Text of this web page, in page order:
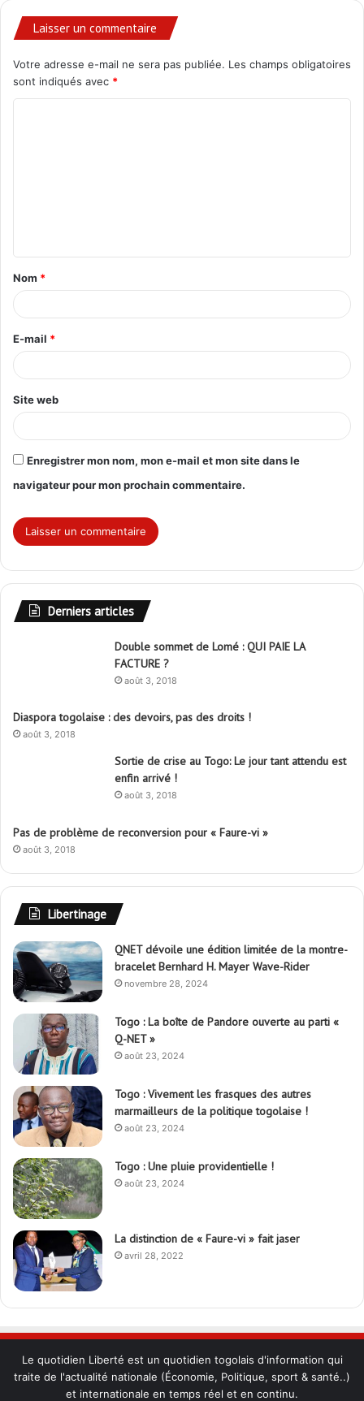
Laisser un commentaire
Votre adresse e-mail ne sera pas publiée. Les champs obligatoires
sont indiqués avec *
t
a
e
*
Nom *
E-mail *
Site web
Enregistrer mon nom, mon e-mail et mon site dans le
navigateur pour mon prochain commentaire.
Derniers articles
Double sommet de Lomé : QUI PAIE LA
FACTURE ?
août 3, 2018
Diaspora togolaise : des devoirs, pas des droits !
août 3, 2018
Sortie de crise au Togo: Le jour tant attendu est
enfin arrivé !
août 3, 2018
Pas de problème de reconversion pour « Faure-vi »
août 3, 2018
Libertinage
QNET dévoile une édition limitée de la montre-
bracelet Bernhard H. Mayer Wave-Rider
novembre 28, 2024
Togo : La boîte de Pandore ouverte au parti «
Q-NET »
août 23, 2024
Togo : Vivement les frasques des autres
marmailleurs de la politique togolaise !
août 23, 2024
Togo : Une pluie providentielle !
août 23, 2024
La distinction de « Faure-vi » fait jaser
avril 28, 2022
Le quotidien Liberté est un quotidien togolais d'information qui
traite de l'actualité nationale (Économie, Politique, sport & santé..)
et internationale en temps réel et en continu.